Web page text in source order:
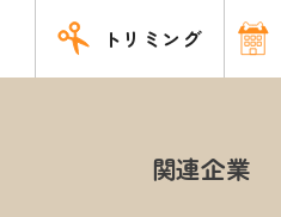
トリミング
関連企業